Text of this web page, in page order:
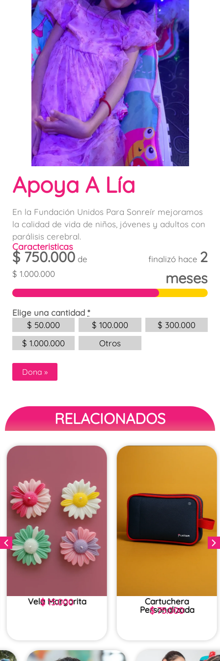
Apoya A Lía
En la Fundación Unidos Para Sonreír mejoramos
la calidad de vida de niños, jóvenes y adultos con
parálisis cerebral.
Caracteristicas
$ 750.000 de
$ 1.000.000
finalizó hace 2
meses
Elige una cantidad *
$ 50.000 $ 100.000 $ 300.000
$ 1.000.000 Otros
Dona »
RELACIONADOS
Vela Margarita
$15.000
Cartuchera
Personalizada
$75.000